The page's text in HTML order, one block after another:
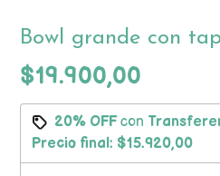
Bowl grande con
$19.900,00
20% OFFcon
Precio final: $15.920,00